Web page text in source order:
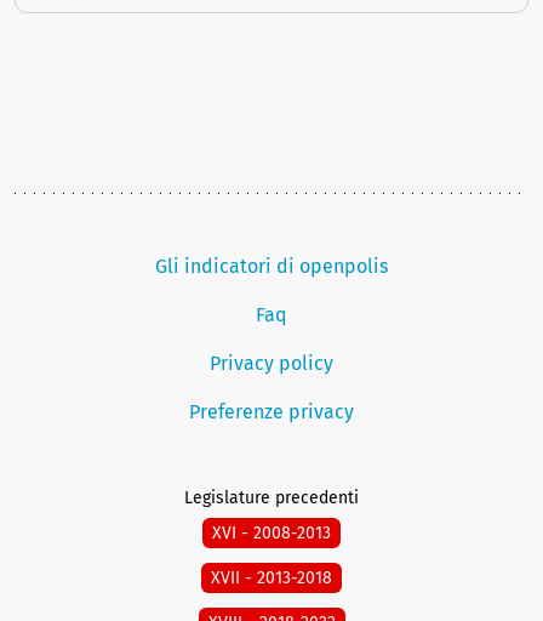
Gli indicatori di openpolis
Faq
Privacy policy
Preferenze privacy
Legislature precedenti
XVI - 2008-2013
XVII - 2013-2018